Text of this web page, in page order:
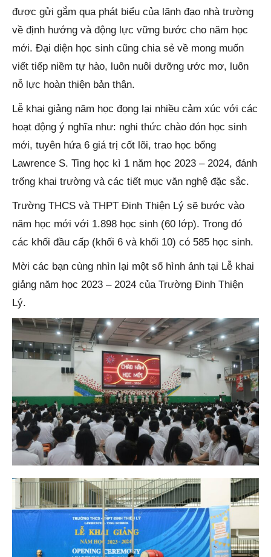
được gửi gắm qua phát biểu của lãnh đạo nhà trường
về định hướng và động lực vững bước cho năm học
mới. Đại diện học sinh cũng chia sẻ về mong muốn
viết tiếp niềm tự hào, luôn nuôi dưỡng ước mơ, luôn
nỗ lực hoàn thiện bản thân.
Lễ khai giảng năm học đọng lại nhiều cảm xúc với các
hoạt động ý nghĩa như: nghi thức chào đón học sinh
mới, tuyên hứa 6 giá trị cốt lõi, trao học bổng
Lawrence S. Ting học kì 1 năm học 2023 – 2024, đánh
trống khai trường và các tiết mục văn nghệ đặc sắc.
Trường THCS và THPT Đinh Thiện Lý sẽ bước vào
năm học mới với 1.898 học sinh (60 lớp). Trong đó
các khối đầu cấp (khối 6 và khối 10) có 585 học sinh.
Mời các bạn cùng nhìn lại một số hình ảnh tại Lễ khai
giảng năm học 2023 – 2024 của Trường Đinh Thiện
Lý.